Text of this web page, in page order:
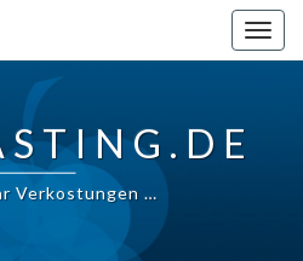
Verkostungen …